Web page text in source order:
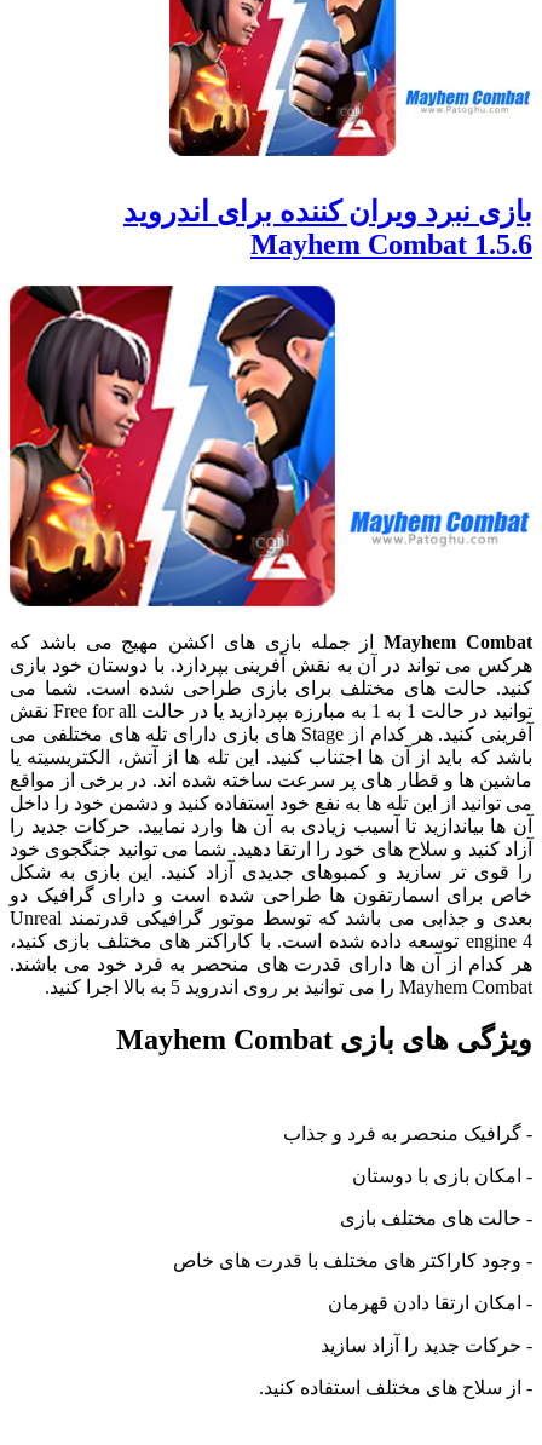
بازی نبرد ویران کننده برای اندروید
Mayhem Combat 1.5.6
Mayhem Combatاز جمله بازی های اکشن مهیج می باشد که
هرکس می تواند در آن به نقش آفرینی بپردازد. با دوستان خود بازی
کنید. حالت های مختلف برای بازی طراحی شده است. شما می
توانید در حالت 1 به 1 به مبارزه بپردازید یا در حالت Free for all نقش
آفرینی کنید. هر کدام از Stage های بازی دارای تله های مختلفی می
باشد که باید از آن ها اجتناب کنید. این تله ها از آتش، الکتریسیته یا
ماشین ها و قطار های پر سرعت ساخته شده اند. در برخی از مواقع
می توانید از این تله ها به نفع خود استفاده کنید و دشمن خود را داخل
آن ها بیاندازید تا آسیب زیادی به آن ها وارد نمایید. حرکات جدید را
آزاد کنید و سلاح های خود را ارتقا دهید. شما می توانید جنگجوی خود
را قوی تر سازید و کمبوهای جدیدی آزاد کنید. این بازی به شکل
خاص برای اسمارتفون ها طراحی شده است و دارای گرافیک دو
بعدی و جذابی می باشد که توسط موتور گرافیکی قدرتمند Unreal
engine 4 توسعه داده شده است. با کاراکتر های مختلف بازی کنید،
هر کدام از آن ها دارای قدرت های منحصر به فرد خود می باشند.
Mayhem Combat را می توانید بر روی اندروید 5 به بالا اجرا کنید.
ویژگی های بازی Mayhem Combat
- گرافیک منحصر به فرد و جذاب
- امکان بازی با دوستان
- حالت های مختلف بازی
- وجود کاراکتر های مختلف با قدرت های خاص
- امکان ارتقا دادن قهرمان
- حرکات جدید را آزاد سازید
- از سلاح های مختلف استفاده کنید.